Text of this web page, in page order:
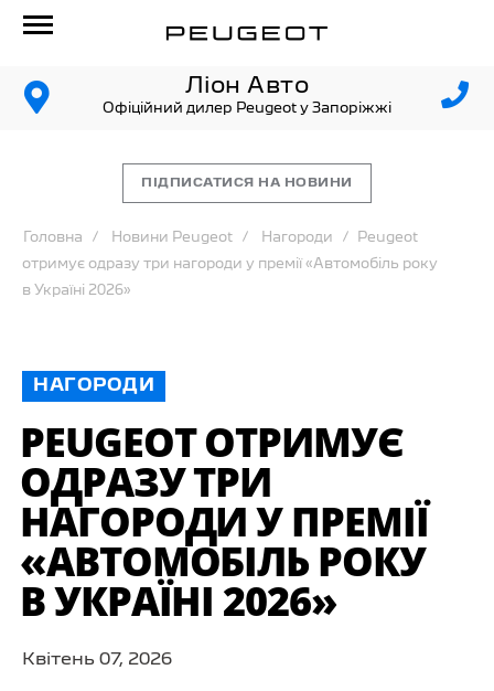
Ліон Авто
Офіційний дилер Peugeot у Запоріжжі
ПІДПИСАТИСЯ НА НОВИНИ
Головна Новини Peugeot Нагороди Peugeot
отримує одразу три нагороди у премії «Автомобіль року
в Україні 2026»
НАГОРОДИ
PEUGEOT ОТРИМУЄ
ОДРАЗУ ТРИ
НАГОРОДИ У ПРЕМІЇ
«АВТОМОБІЛЬ РОКУ
В УКРАЇНІ 2026»
Квітень 07, 2026